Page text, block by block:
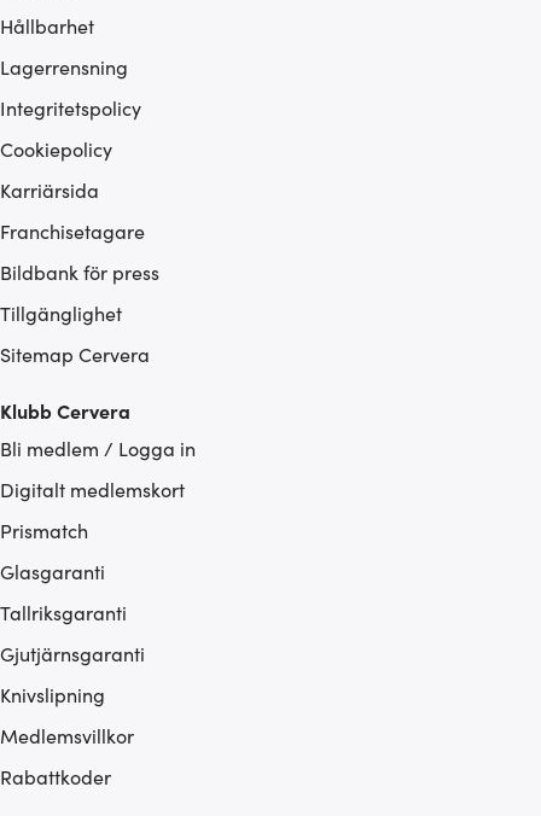
Hållbarhet
Lagerrensning
Integritetspolicy
Cookiepolicy
Karriärsida
Franchisetagare
Bildbank för press
Tillgänglighet
Sitemap Cervera
Klubb Cervera
Bli medlem / Logga in
Digitalt medlemskort
Prismatch
Glasgaranti
Tallriksgaranti
Gjutjärnsgaranti
Knivslipning
Medlemsvillkor
Rabattkoder